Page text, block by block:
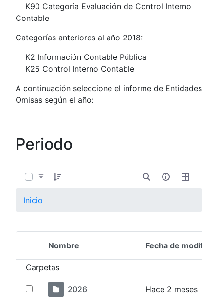
K90 Categoría Evaluación de Control Interno
Contable
Categorías anteriores al año 2018:
K2 Información Contable Pública
K25 Control Interno Contable
A continuación seleccione el informe de Entidades
Omisas según el año:
Periodo
Inicio
Selección del elemento
Nombre Fecha de
Carpetas
2026 Hace 2 meses